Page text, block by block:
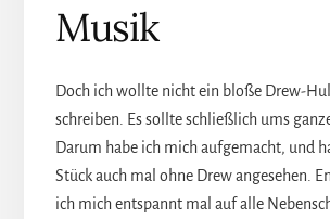
Musik
Doch ich wollte nicht ein bloße Drew-
schreiben. Es sollte schließlich ums
Darum habe ich mich aufgemacht, und
Stück auch mal ohne Drew angesehen.
ich mich entspannt mal auf alle